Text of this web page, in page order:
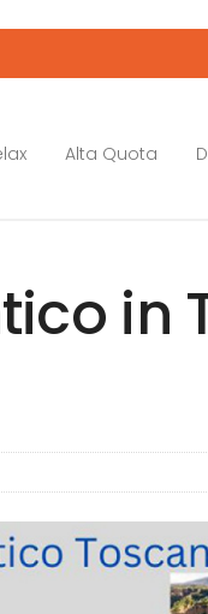
Alta Quota
in